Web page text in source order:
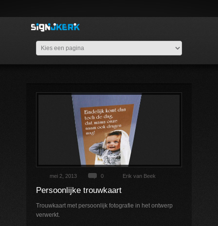
mei 2, 2013 0 Erik van Beek
Persoonlijke trouwkaart
Trouwkaart met persoonlijk fotografie in het ontwerp
verwerkt.